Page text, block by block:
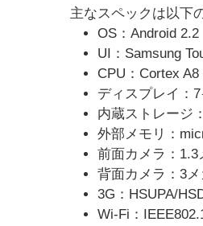
主なスペックは以下
OS：Android 2.2
UI：Samsung
CPU：Cortex A8
ディスプレイ：
内蔵ストレージ
外部メモリ：
前面カメラ：1.3
背面カメラ：3
3G：HSUPA/
Wi-Fi：